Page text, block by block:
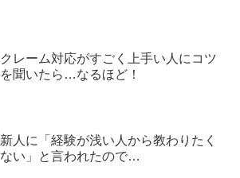
クレーム対応がすごく上手い人にコツ
を聞いたら…なるほど！
新人に「経験が浅い人から教わりたく
ない」と言われたので…